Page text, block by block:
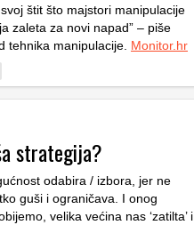
štit što majstori manipulacije
zaleta za novi napad” – piše
tehnika manipulacije. Monitor.hr
strategija?
odabira / izbora, jer ne
guši i ograničava. I onog
velika većina nas ‘zatilta’ i